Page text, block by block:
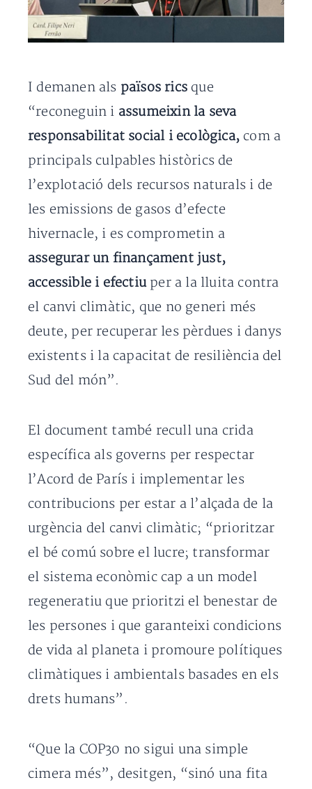
I demanen als països rics que
“reconeguin i assumeixin la seva
responsabilitat social i ecològica, com a
principals culpables històrics de
l’explotació dels recursos naturals i de
les emissions de gasos d’efecte
hivernacle, i es comprometin a
assegurar un finançament just,
accessible i efectiuper a la lluita contra
el canvi climàtic, que no generi més
deute, per recuperar les pèrdues i danys
existents i la capacitat de resiliència del
Sud del món”.
El document també recull una crida
específica als governs per respectar
l’Acord de París i implementar les
contribucions per estar a l’alçada de la
urgència del canvi climàtic; “prioritzar
el bé comú sobre el lucre; transformar
el sistema econòmic cap a un model
regeneratiu que prioritzi el benestar de
les persones i que garanteixi condicions
de vida al planeta i promoure polítiques
climàtiques i ambientals basades en els
drets humans”.
“Que la COP30 no sigui una simple
cimera més”, desitgen, “sinó una fita